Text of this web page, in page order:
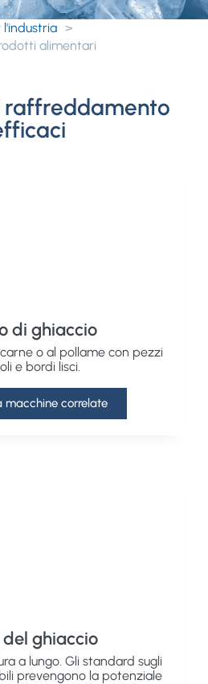
l'industria >
alimentari
raffreddamento
di ghiaccio
o al pollame con pezzi
e bordi lisci.
macchine correlate
ghiaccio
a lungo. Gli standard sugli
prevengono la potenziale